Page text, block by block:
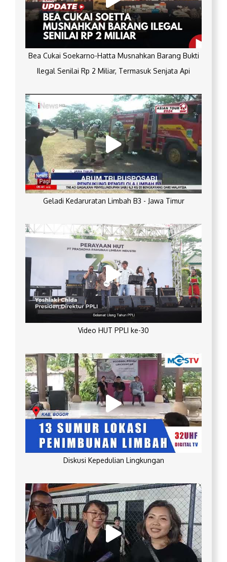
Bea Cukai Soekarno-Hatta Musnahkan Barang Bukti
Ilegal Senilai Rp 2 Miliar, Termasuk Senjata Api
Geladi Kedaruratan Limbah B3 - Jawa Timur
Video HUT PPLI ke-30
Diskusi Kepedulian Lingkungan